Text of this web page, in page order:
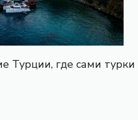
Турции, где сами турки